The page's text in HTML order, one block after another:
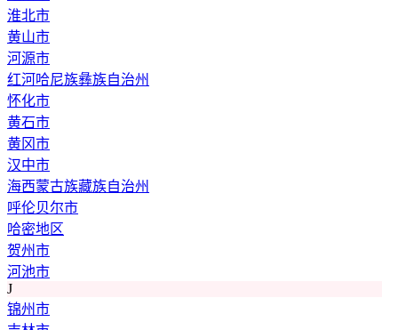
淮北市
黄山市
河源市
红河哈尼族彝族自治州
怀化市
黄石市
黄冈市
汉中市
海西蒙古族藏族自治州
呼伦贝尔市
哈密地区
贺州市
河池市
J
锦州市